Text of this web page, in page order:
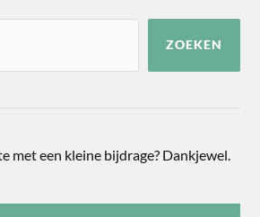
ZOEKEN
met een kleine bijdrage? Dankjewel.